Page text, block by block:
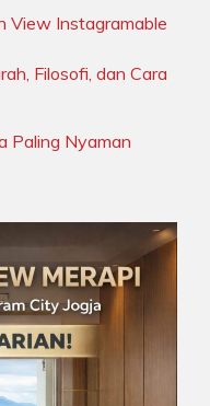
View Instagramable
Filosofi, dan Cara
Paling Nyaman